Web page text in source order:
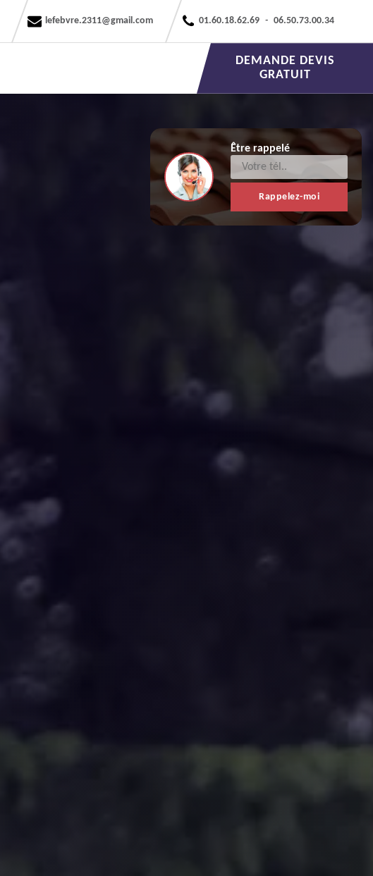
lefebvre.2311@gmail.com 01.60.18.62.69 - 06.50.73.00.34
DEMANDE DEVIS
GRATUIT
Être rappelé